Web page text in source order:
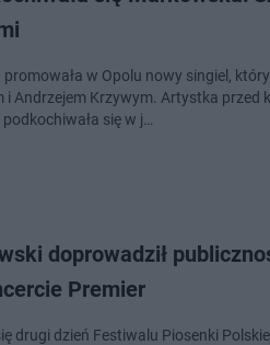
w Opolu nowy singiel,
i Andrzejem Krzywym. Artystka przed
się w j…
doprowadził
Premier
drugi dzień Festiwalu Piosenki